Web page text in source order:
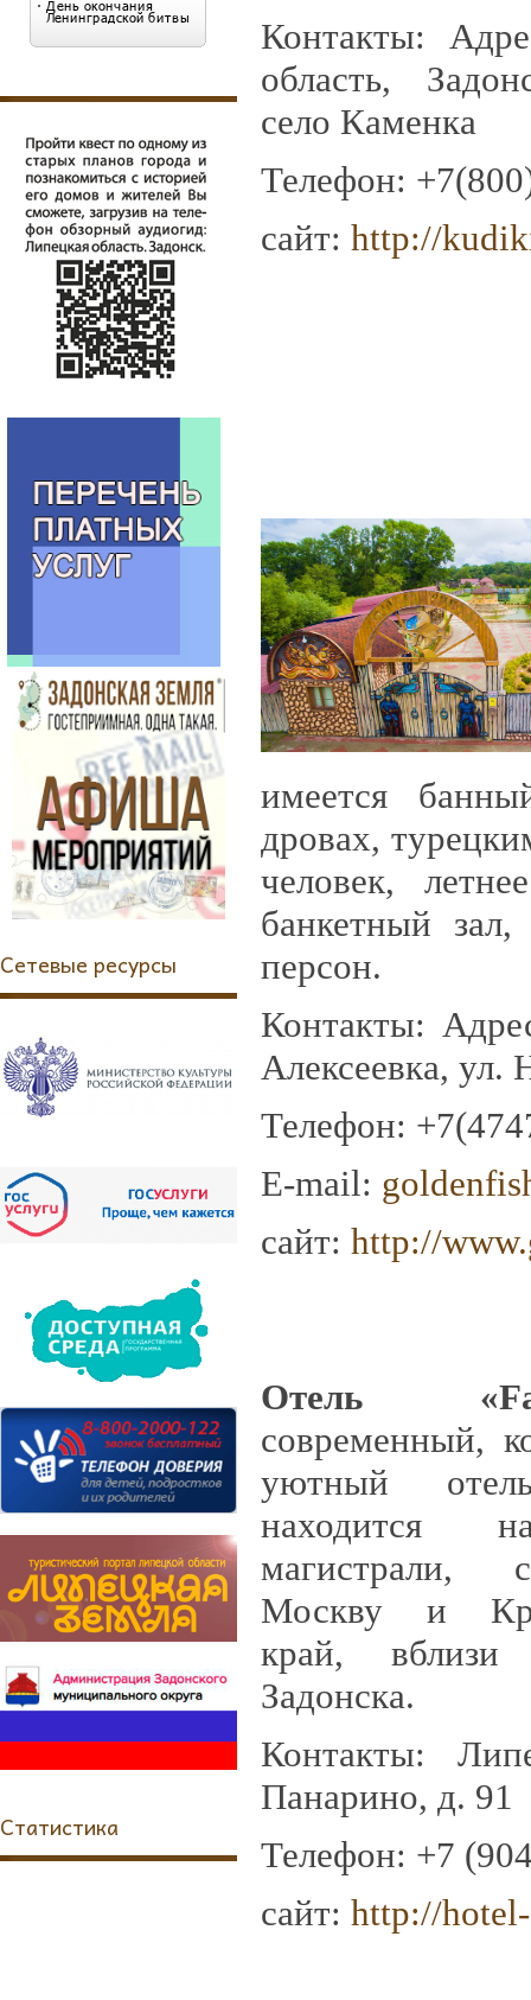
Сетевые ресурсы
Статистика
Контакты:
область,
село Каменка
Телефон:
сайт: http://
имеется
дровах,
человек,
банкетный
персон.
Контакты:
Алексеевка, ул.
Телефон:
E-mail:
сайт: http://
Отель
современный,
уютный
находится
магистрали,
Москву и
край,
Задонска.
Контакты:
Панарино, д. 91
Телефон: +7
сайт: http://